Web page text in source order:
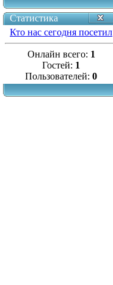
Статистика
Кто нас сегодня посетил
Онлайн всего: 1
Гостей: 1
Пользователей: 0